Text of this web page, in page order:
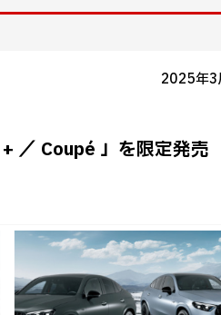
2025年3
／ Coupé 」を限定発売